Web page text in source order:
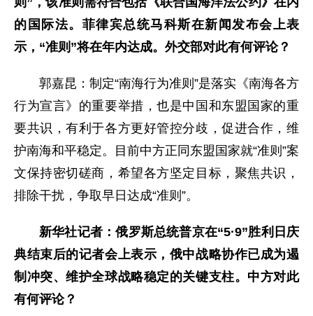
的国际法。菲律宾总统马科斯在新闻发布会上表
示，“准则”将在年内达成。外交部对此有何评论？
郭嘉昆：制定“南海行为准则”是落实《南海各方
行为宣言》的重要举措，也是中国和东盟国家的重
要共识，有利于各方更好管控分歧，促进合作，维
护南海和平稳定。目前中方正同东盟国家就“准则”案
文保持密切磋商，希望各方坚定目标，聚焦共识，
排除干扰，争取早日达成“准则”。
新华社记者：俄罗斯总统普京在“5·9”胜利日庆
典结束后的记者会上表示，俄中战略协作已成为遏
制冲突、维护全球战略稳定的关键支柱。中方对此
有何评论？